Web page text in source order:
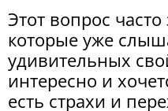
Этот вопрос
которые уже
удивительных
интересно и
есть страхи и